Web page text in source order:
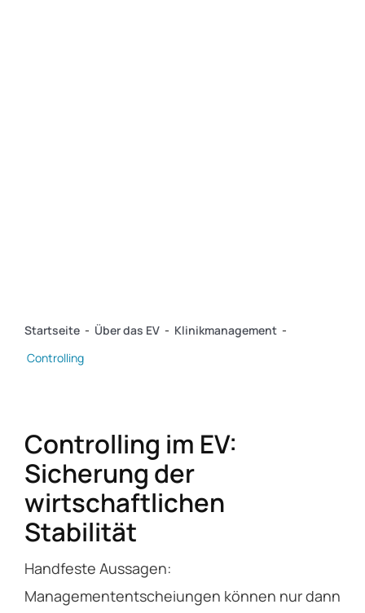
Startseite - Über das EV - Klinikmanagement -
Controlling
Controlling im EV:
Sicherung der
wirtschaftlichen
Stabilität
Handfeste Aussagen:
Managemententscheiungen können nur dann